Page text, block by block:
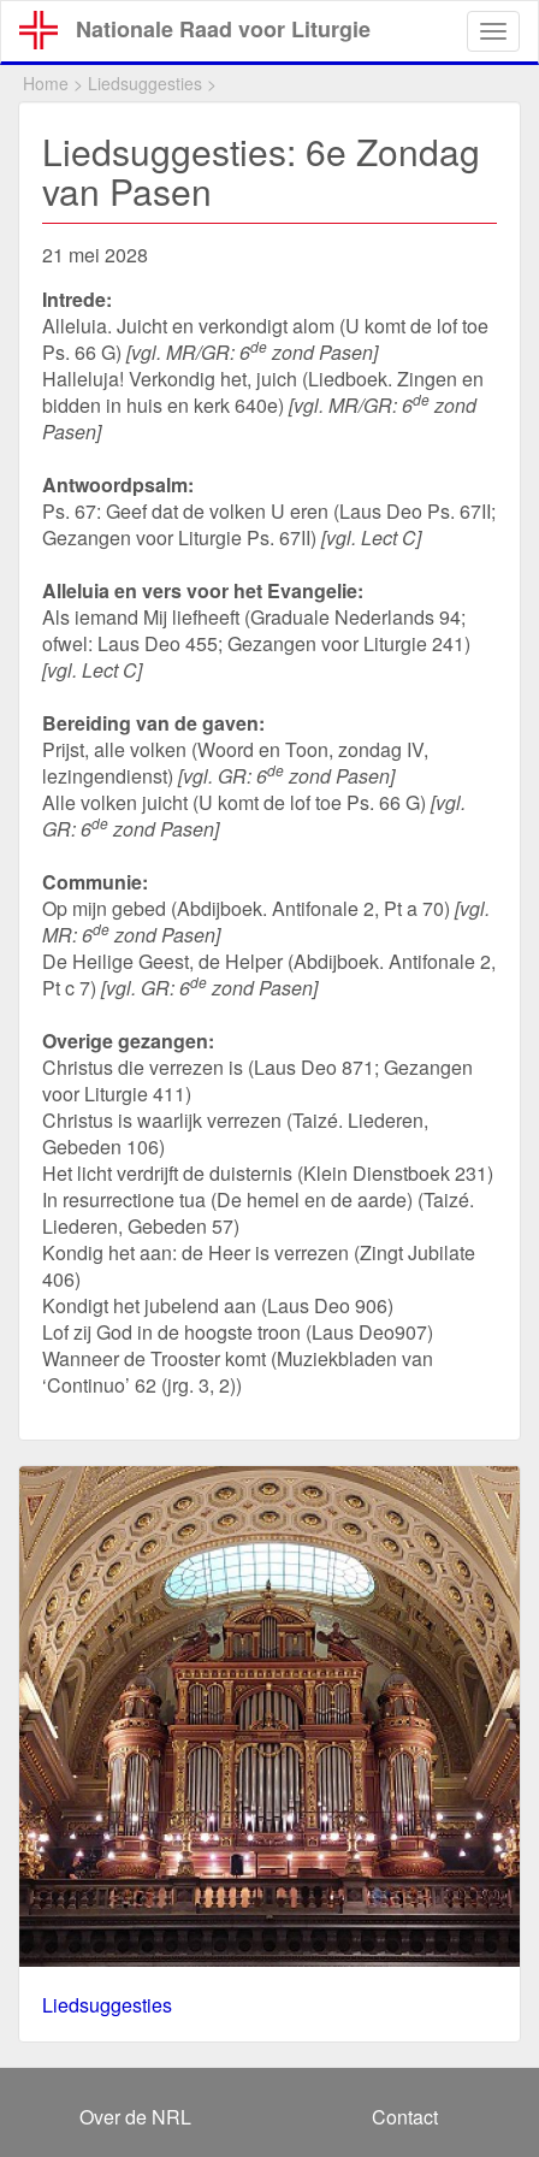
Overslaan
en
naar
Nationale Raad voor Liturgie
Home > Liedsuggesties >
Liedsuggesties: 6e Zondag
van Pasen
21 mei 2028
Intrede:
Alleluia. Juicht en verkondigt alom (U komt de lof toe
Ps. 66 G) [vgl. MR/GR: 6dezond Pasen]
Halleluja! Verkondig het, juich (Liedboek. Zingen en
bidden in huis en kerk 640e) [vgl. MR/GR: 6dezond
Pasen]
Antwoordpsalm:
Ps. 67: Geef dat de volken U eren (Laus Deo Ps. 67II;
Gezangen voor Liturgie Ps. 67II) [vgl. Lect C]
Alleluia en vers voor het Evangelie:
Als iemand Mij liefheeft (Graduale Nederlands 94;
ofwel: Laus Deo 455; Gezangen voor Liturgie 241)
[vgl. Lect C]
Bereiding van de gaven:
Prijst, alle volken (Woord en Toon, zondag IV,
lezingendienst) [vgl. GR: 6dezond Pasen]
Alle volken juicht (U komt de lof toe Ps. 66 G) [vgl.
GR: 6dezond Pasen]
Communie:
Op mijn gebed (Abdijboek. Antifonale 2, Pt a 70) [vgl.
MR: 6dezond Pasen]
De Heilige Geest, de Helper (Abdijboek. Antifonale 2,
Pt c 7) [vgl. GR: 6dezond Pasen]
Overige gezangen:
Christus die verrezen is (Laus Deo 871; Gezangen
voor Liturgie 411)
Christus is waarlijk verrezen (Taizé. Liederen,
Gebeden 106)
Het licht verdrijft de duisternis (Klein Dienstboek 231)
In resurrectione tua (De hemel en de aarde) (Taizé.
Liederen, Gebeden 57)
Kondig het aan: de Heer is verrezen (Zingt Jubilate
406)
Kondigt het jubelend aan (Laus Deo 906)
Lof zij God in de hoogste troon (Laus Deo907)
Wanneer de Trooster komt (Muziekbladen van
‘Continuo’ 62 (jrg. 3, 2))
Liedsuggesties
Over de NRL Contact